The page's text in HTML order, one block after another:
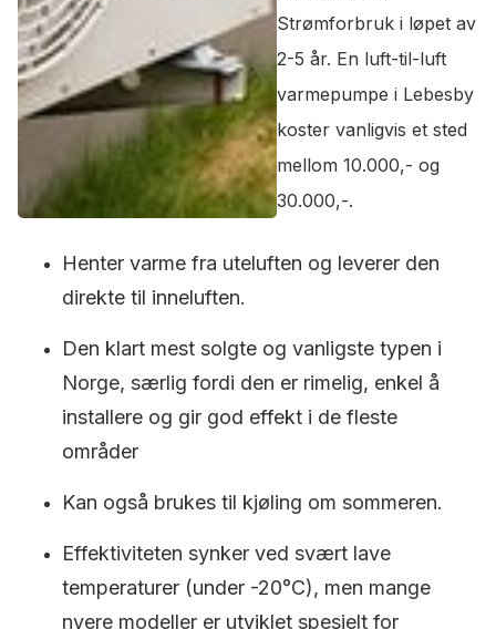
Strømforbruk i løpet av
2-5 år. En luft-til-luft
varmepumpe i Lebesby
koster vanligvis et sted
mellom 10.000,- og
30.000,-.
Henter varme fra uteluften og leverer den
direkte til inneluften.
Den klart mest solgte og vanligste typen i
Norge, særlig fordi den er rimelig, enkel å
installere og gir god effekt i de fleste
områder
Kan også brukes til kjøling om sommeren.
Effektiviteten synker ved svært lave
temperaturer (under -20°C), men mange
nyere modeller er utviklet spesielt for